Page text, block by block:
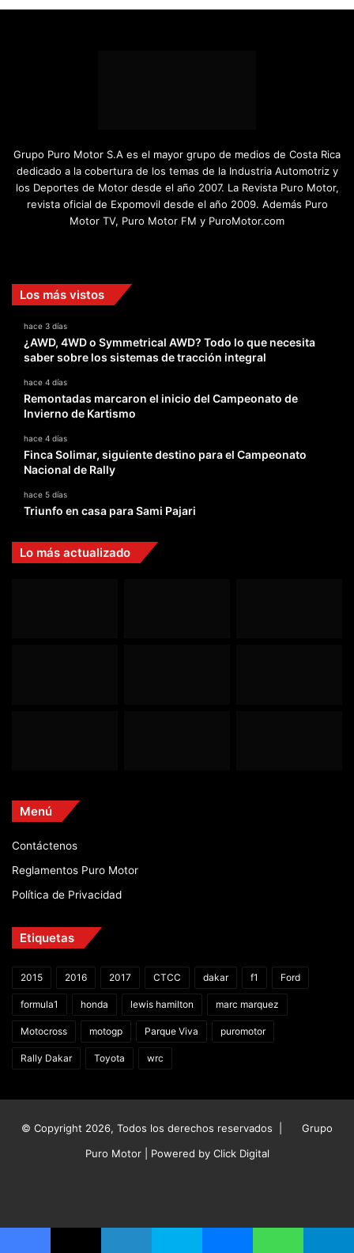
Grupo Puro Motor S.A es el mayor grupo de medios de Costa Rica
dedicado a la cobertura de los temas de la Industria Automotriz y
los Deportes de Motor desde el año 2007. La Revista Puro Motor,
revista oficial de Expomovil desde el año 2009. Además Puro
Motor TV, Puro Motor FM y PuroMotor.com
Los más vistos
hace 3 días
¿AWD, 4WD o Symmetrical AWD? Todo lo que necesita
saber sobre los sistemas de tracción integral
hace 4 días
Remontadas marcaron el inicio del Campeonato de
Invierno de Kartismo
hace 4 días
Finca Solimar, siguiente destino para el Campeonato
Nacional de Rally
hace 5 días
Triunfo en casa para Sami Pajari
Lo más actualizado
Menú
Contáctenos
Reglamentos Puro Motor
Política de Privacidad
Etiquetas
2015 2016 2017 CTCC dakar f1 Ford
formula1 honda lewis hamilton marc marquez
Motocross motogp Parque Viva puromotor
Rally Dakar Toyota wrc
© Copyright 2026, Todos los derechos reservados |
Grupo
Puro Motor | Powered by Click Digital